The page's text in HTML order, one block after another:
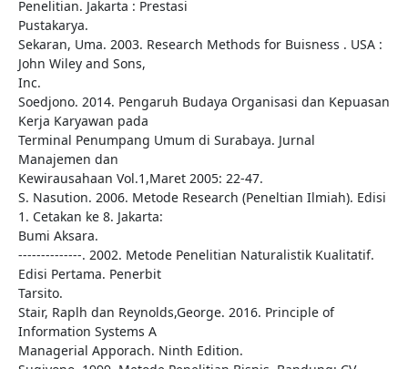
Penelitian. Jakarta : Prestasi
Pustakarya.
Sekaran, Uma. 2003. Research Methods for Buisness . USA :
John Wiley and Sons,
Inc.
Soedjono. 2014. Pengaruh Budaya Organisasi dan Kepuasan
Kerja Karyawan pada
Terminal Penumpang Umum di Surabaya. Jurnal
Manajemen dan
Kewirausahaan Vol.1,Maret 2005: 22-47.
S. Nasution. 2006. Metode Research (Peneltian Ilmiah). Edisi
1. Cetakan ke 8. Jakarta:
Bumi Aksara.
--------------. 2002. Metode Penelitian Naturalistik Kualitatif.
Edisi Pertama. Penerbit
Tarsito.
Stair, Raplh dan Reynolds,George. 2016. Principle of
Information Systems A
Managerial Apporach. Ninth Edition.